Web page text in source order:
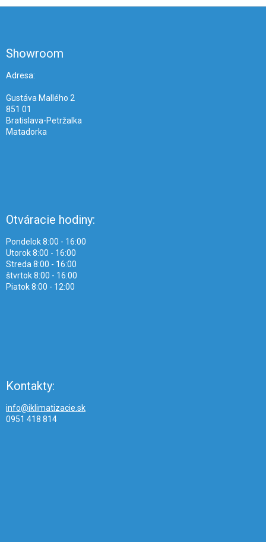
Showroom
Adresa:
Gustáva Mallého 2
851 01
Bratislava-Petržalka
Matadorka
Otváracie hodiny:
Pondelok 8:00 - 16:00
Utorok 8:00 - 16:00
Streda 8:00 - 16:00
štvrtok 8:00 - 16:00
Piatok 8:00 - 12:00
Kontakty:
info@iklimatizacie.sk
0951 418 814